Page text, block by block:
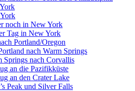
noch in New York
Tag in New York
Portland/Oregon
nach Warm Springs
Springs nach Corvallis
an die Pazifikküste
an den Crater Lake
Peak und Silver Falls